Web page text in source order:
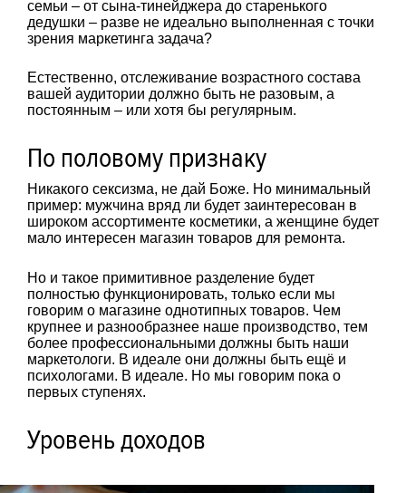
семьи – от сына-тинейджера до старенького
дедушки – разве не идеально выполненная с точки
зрения маркетинга задача?
Естественно, отслеживание возрастного состава
вашей аудитории должно быть не разовым, а
постоянным – или хотя бы регулярным.
По половому признаку
Никакого сексизма, не дай Боже. Но минимальный
пример: мужчина вряд ли будет заинтересован в
широком ассортименте косметики, а женщине будет
мало интересен магазин товаров для ремонта.
Но и такое примитивное разделение будет
полностью функционировать, только если мы
говорим о магазине однотипных товаров. Чем
крупнее и разнообразнее наше производство, тем
более профессиональными должны быть наши
маркетологи. В идеале они должны быть ещё и
психологами. В идеале. Но мы говорим пока о
первых ступенях.
Уровень доходов